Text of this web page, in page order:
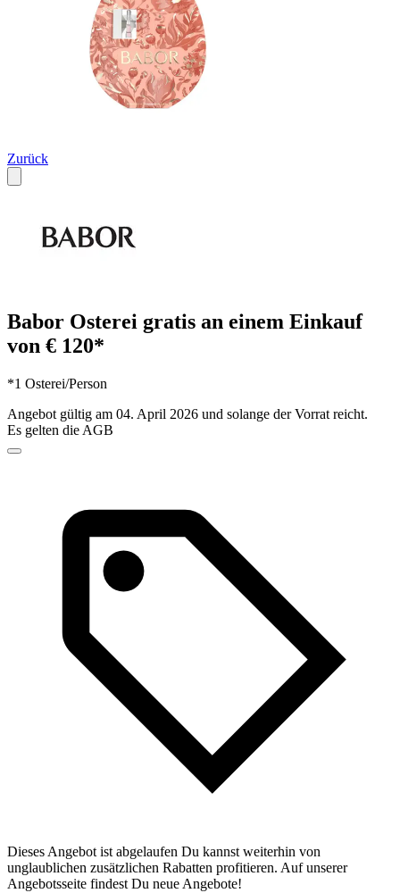
Zurück
Babor Osterei gratis an einem Einkauf
von € 120*
*1 Osterei/Person
Angebot gültig am 04. April 2026 und solange der Vorrat reicht.
Es gelten die AGB
Dieses Angebot ist abgelaufen Du kannst weiterhin von
unglaublichen zusätzlichen Rabatten profitieren. Auf unserer
Angebotsseite findest Du neue Angebote!